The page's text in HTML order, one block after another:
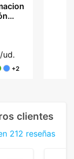
ud.
+2
clientes
212 reseñas